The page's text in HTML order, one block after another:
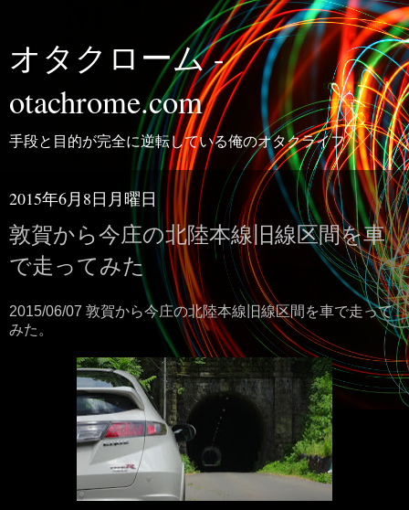
オタクローム -
otachrome.com
手段と目的が完全に逆転している俺のオタクライフ
2015年6月8日月曜日
敦賀から今庄の北陸本線旧線区間を車
で走ってみた
2015/06/07 敦賀から今庄の北陸本線旧線区間を車で走って
みた。